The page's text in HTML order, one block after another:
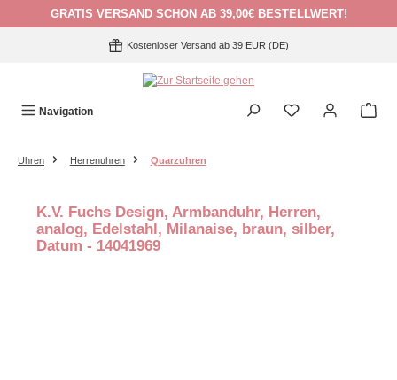
Zum Hauptinhalt springen
GRATIS VERSAND SCHON AB 39,00€ BESTELLWERT!
Kostenloser Versand ab 39 EUR (DE)
Navigation
Uhren Herrenuhren Quarzuhren
K.V. Fuchs Design, Armbanduhr, Herren,
analog, Edelstahl, Milanaise, braun, silber,
Datum - 14041969